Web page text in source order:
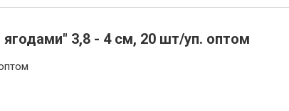
3,8 - 4 см, 20 шт/уп. оптом